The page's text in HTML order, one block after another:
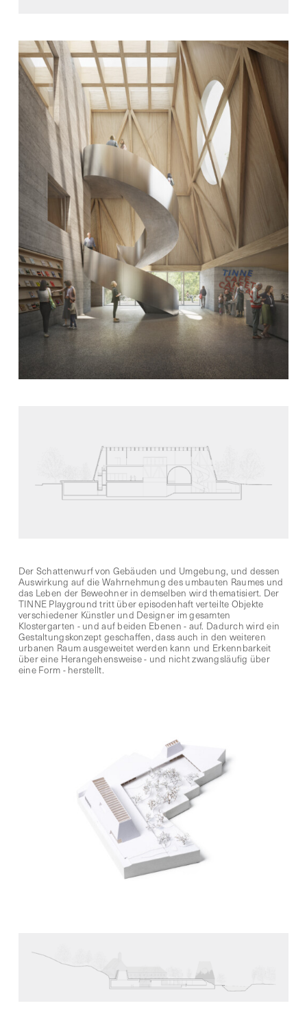
Der Schattenwurf von Gebäuden und Umgebung, und dessen
Auswirkung auf die Wahrnehmung des umbauten Raumes und
das Leben der Beweohner in demselben wird thematisiert. Der
TINNE Playground tritt über episodenhaft verteilte Objekte
verschiedener Künstler und Designer im gesamten
Klostergarten - und auf beiden Ebenen - auf. Dadurch wird ein
Gestaltungskonzept geschaffen, dass auch in den weiteren
urbanen Raum ausgeweitet werden kann und Erkennbarkeit
über eine Herangehensweise - und nicht zwangsläufig über
eine Form - herstellt.